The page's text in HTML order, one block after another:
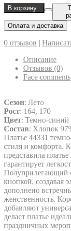
В корзину
Оплата и доставка
0 отзывов |
Описание
Отзывов (0)
Face comments
Сезон: Лето
Рост: 164, 170
Цвет: Темно-синий
Состав: Хлопок
Платье 44331
стиля и комфорта.
представила
гарантирует
Полуприлегающий
кнопкой, создавая
дополнено
женственность.
добавляют
делает платье
праздничных